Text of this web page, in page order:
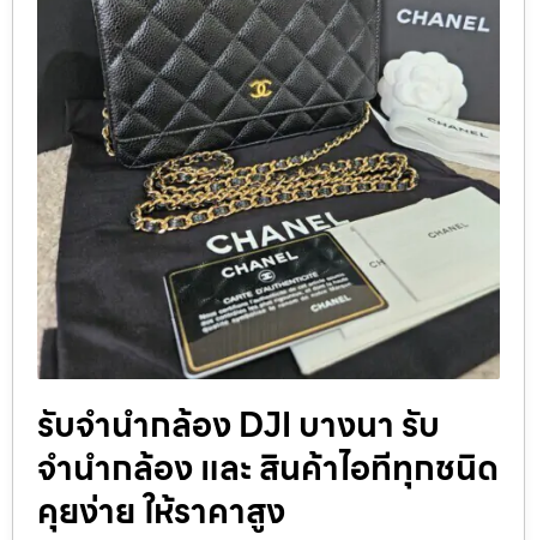
รับจำนำกล้อง DJI บางนา รับ
จํานํากล้อง และ สินค้าไอทีทุกชนิด
คุยง่าย ให้ราคาสูง